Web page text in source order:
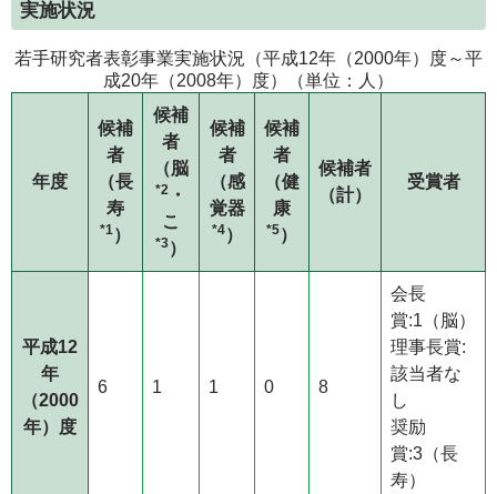
実施状況
若手研究者表彰事業実施状況（平成12年（2000年）度～平
成20年（2008年）度）（単位：人）
年度
候補
者
（長
寿
*1）
候補
者
（脳
*2 ・
こ
*3）
候補
者
（感
覚器
*4）
候補
者
（健
康
*5）
候補者
（計）
受賞者
平成12
年
（2000
年）度
6 1 1 0 8
会長
賞:1（脳）
理事長賞:
該当者な
し
奨励
賞:3（長
寿）